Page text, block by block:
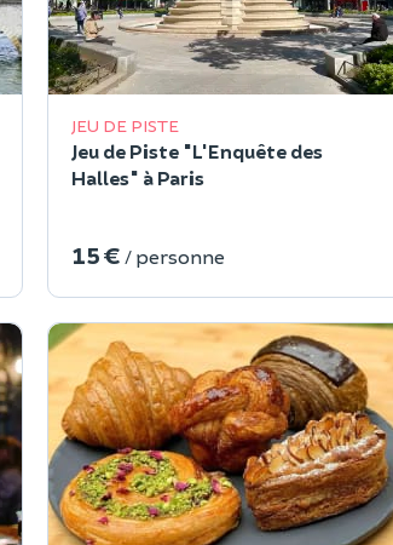
JEU DE PISTE
Jeu de Piste "L'Enquête des
Halles" à Paris
15 € / personne